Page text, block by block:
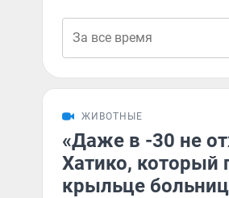
ЖИВОТНЫЕ
«Даже в -30 не
Хатико, который
крыльце